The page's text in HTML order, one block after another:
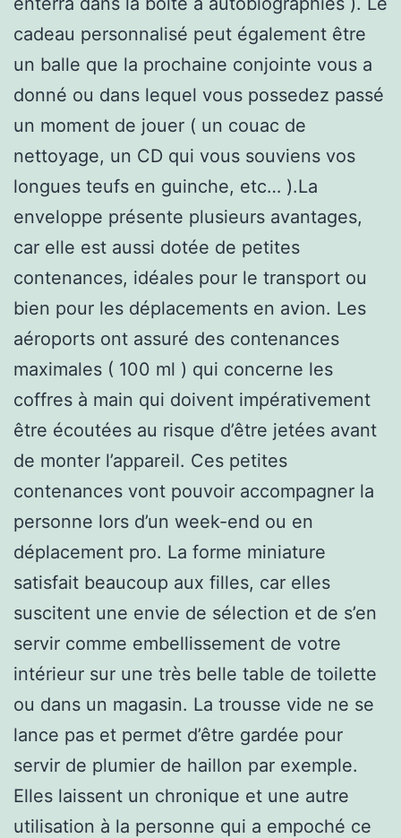
cadeau personnalisé peut également être
un balle que la prochaine conjointe vous a
donné ou dans lequel vous possedez passé
un moment de jouer ( un couac de
nettoyage, un CD qui vous souviens vos
longues teufs en guinche, etc… ).La
enveloppe présente plusieurs avantages,
car elle est aussi dotée de petites
contenances, idéales pour le transport ou
bien pour les déplacements en avion. Les
aéroports ont assuré des contenances
maximales ( 100 ml ) qui concerne les
coffres à main qui doivent impérativement
être écoutées au risque d’être jetées avant
de monter l’appareil. Ces petites
contenances vont pouvoir accompagner la
personne lors d’un week-end ou en
déplacement pro. La forme miniature
satisfait beaucoup aux filles, car elles
suscitent une envie de sélection et de s’en
servir comme embellissement de votre
intérieur sur une très belle table de toilette
ou dans un magasin. La trousse vide ne se
lance pas et permet d’être gardée pour
servir de plumier de haillon par exemple.
Elles laissent un chronique et une autre
utilisation à la personne qui a empoché ce